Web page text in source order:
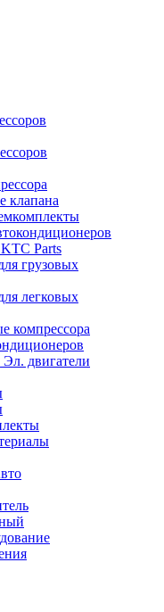
клапана
Parts
грузовых
легковых
компрессора
двигатели